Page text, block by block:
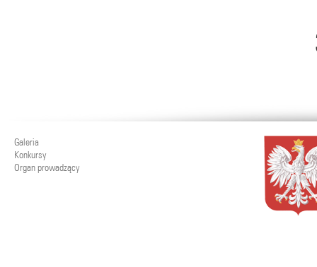
Galeria
Konkursy
Organ prowadzący